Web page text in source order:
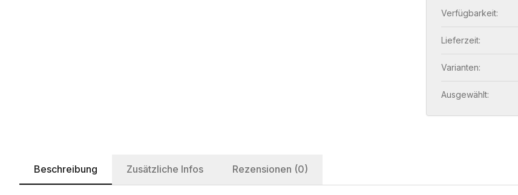
Verfügbarkeit:
Lieferzeit:
Varianten:
Ausgewählt:
Beschreibung Zusätzliche Infos Rezensionen (0)